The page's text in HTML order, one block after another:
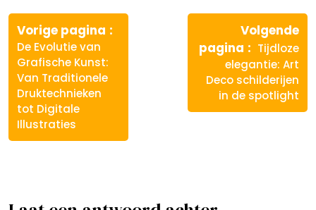
Berichtnavigatie
Vorige pagina
De Evolutie van
Grafische Kunst:
Van Traditionele
Druktechnieken
tot Digitale
Illustraties
Volgende
pagina
Volgende
bericht:
Tijdloze
elegantie: Art
Deco schilderijen
in de spotlight